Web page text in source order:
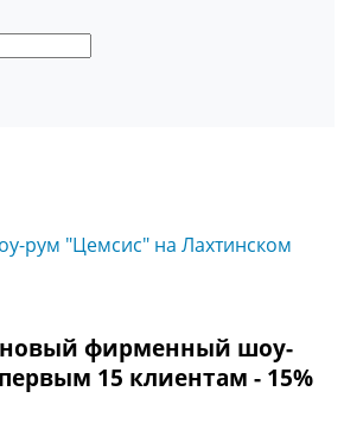
рум "Цемсис" на Лахтинском
фирменный шоу-
15 клиентам - 15%